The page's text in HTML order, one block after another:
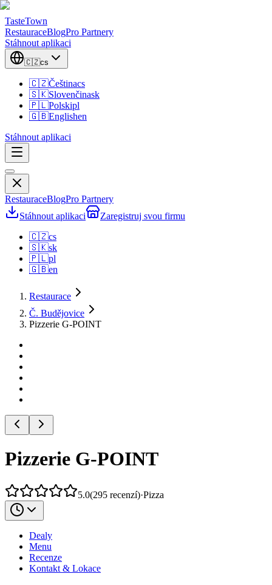
TasteTown
RestauraceBlogPro Partnery
Stáhnout aplikaci
🇨🇿cs
🇨🇿Češtinacs
🇸🇰Slovenčinask
🇵🇱Polskipl
🇬🇧Englishen
Stáhnout aplikaci
RestauraceBlogPro Partnery
Stáhnout aplikaci
Zaregistruj svou firmu
🇨🇿cs
🇸🇰sk
🇵🇱pl
🇬🇧en
Restaurace
Č. Budějovice
Pizzerie G-POINT
Pizzerie G-POINT
5.0(295 recenzí)·Pizza
Dealy
Menu
Recenze
Kontakt & Lokace